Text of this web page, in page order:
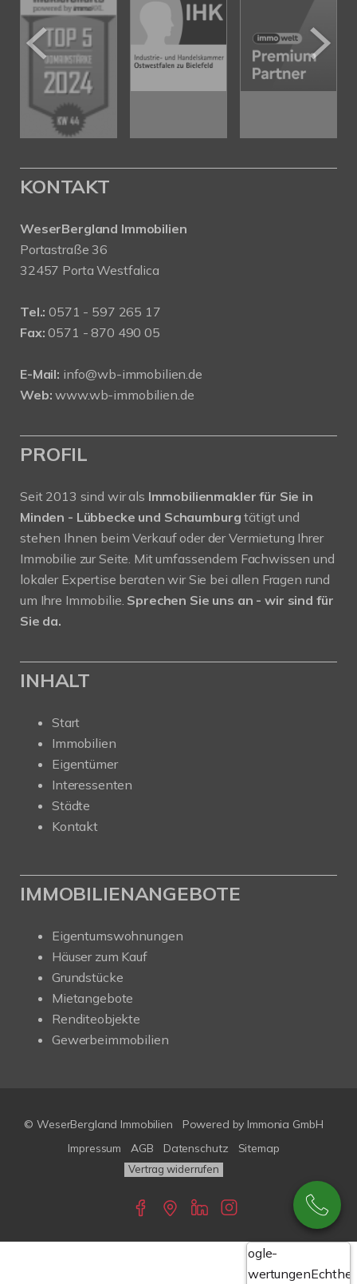
KONTAKT
WeserBergland Immobilien
Portastraße 36
32457 Porta Westfalica
Tel.: 0571 - 597 265 17
Fax: 0571 - 870 490 05
E-Mail: info@wb-immobilien.de
Web: www.wb-immobilien.de
PROFIL
Seit 2013 sind wir als Immobilienmakler für Sie in
Minden - Lübbecke und Schaumburgtätigt und
stehen Ihnen beim Verkauf oder der Vermietung Ihrer
Immobilie zur Seite. Mit umfassendem Fachwissen und
lokaler Expertise beraten wir Sie bei allen Fragen rund
um Ihre Immobilie. Sprechen Sie uns an - wir sind für
Sie da.
INHALT
Start
Immobilien
Eigentümer
Interessenten
Städte
Kontakt
IMMOBILIENANGEBOTE
Eigentumswohnungen
Häuser zum Kauf
Grundstücke
Mietangebote
Renditeobjekte
Gewerbeimmobilien
© WeserBergland Immobilien Powered by Immonia GmbH
Impressum
AGB Datenschutz Sitemap
Vertrag widerrufen
Google-
Bewertungen